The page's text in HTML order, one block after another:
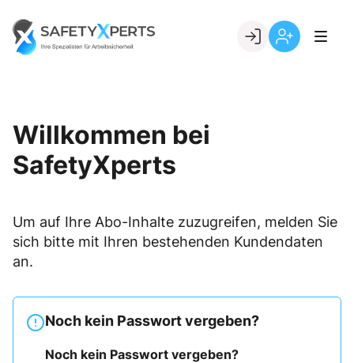
content
Go to landing page.
Willkommen bei
SafetyXperts
Um auf Ihre Abo-Inhalte zuzugreifen, melden Sie
sich bitte mit Ihren bestehenden Kundendaten
an.
Noch kein Passwort vergeben?
Noch kein Passwort vergeben?